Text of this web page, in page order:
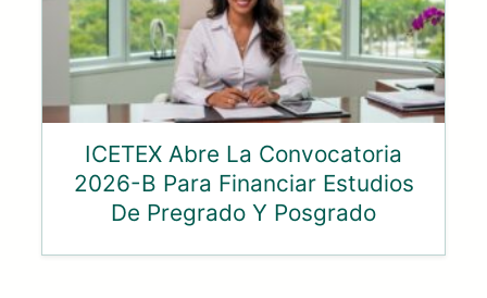
ICETEX Abre La Convocatoria
2026-B Para Financiar Estudios
De Pregrado Y Posgrado